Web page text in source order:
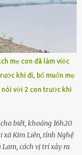
đi nhờ với! – Cô ơi,
thì lắc đầu. Người
gào lên giữa đường
phút nữa. Trong đầu
xe vào vệ đường,
chạy . Chạy miết.
mẹ con đã làm việc
khi đi, bố muốn mẹ
với 2 con trước khi
biết, khoảng 16h20
xã Kim Liên, tỉnh Nghệ
cách vị trí xảy ra